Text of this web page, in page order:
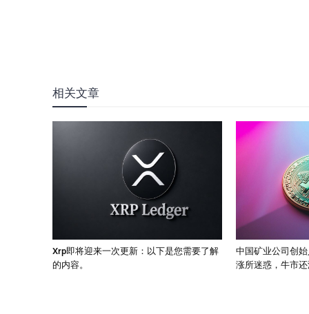
相关文章
Xrp即将迎来一次更新：以下是您需要了解
的内容。
中国矿业公司创
涨所迷惑，牛市